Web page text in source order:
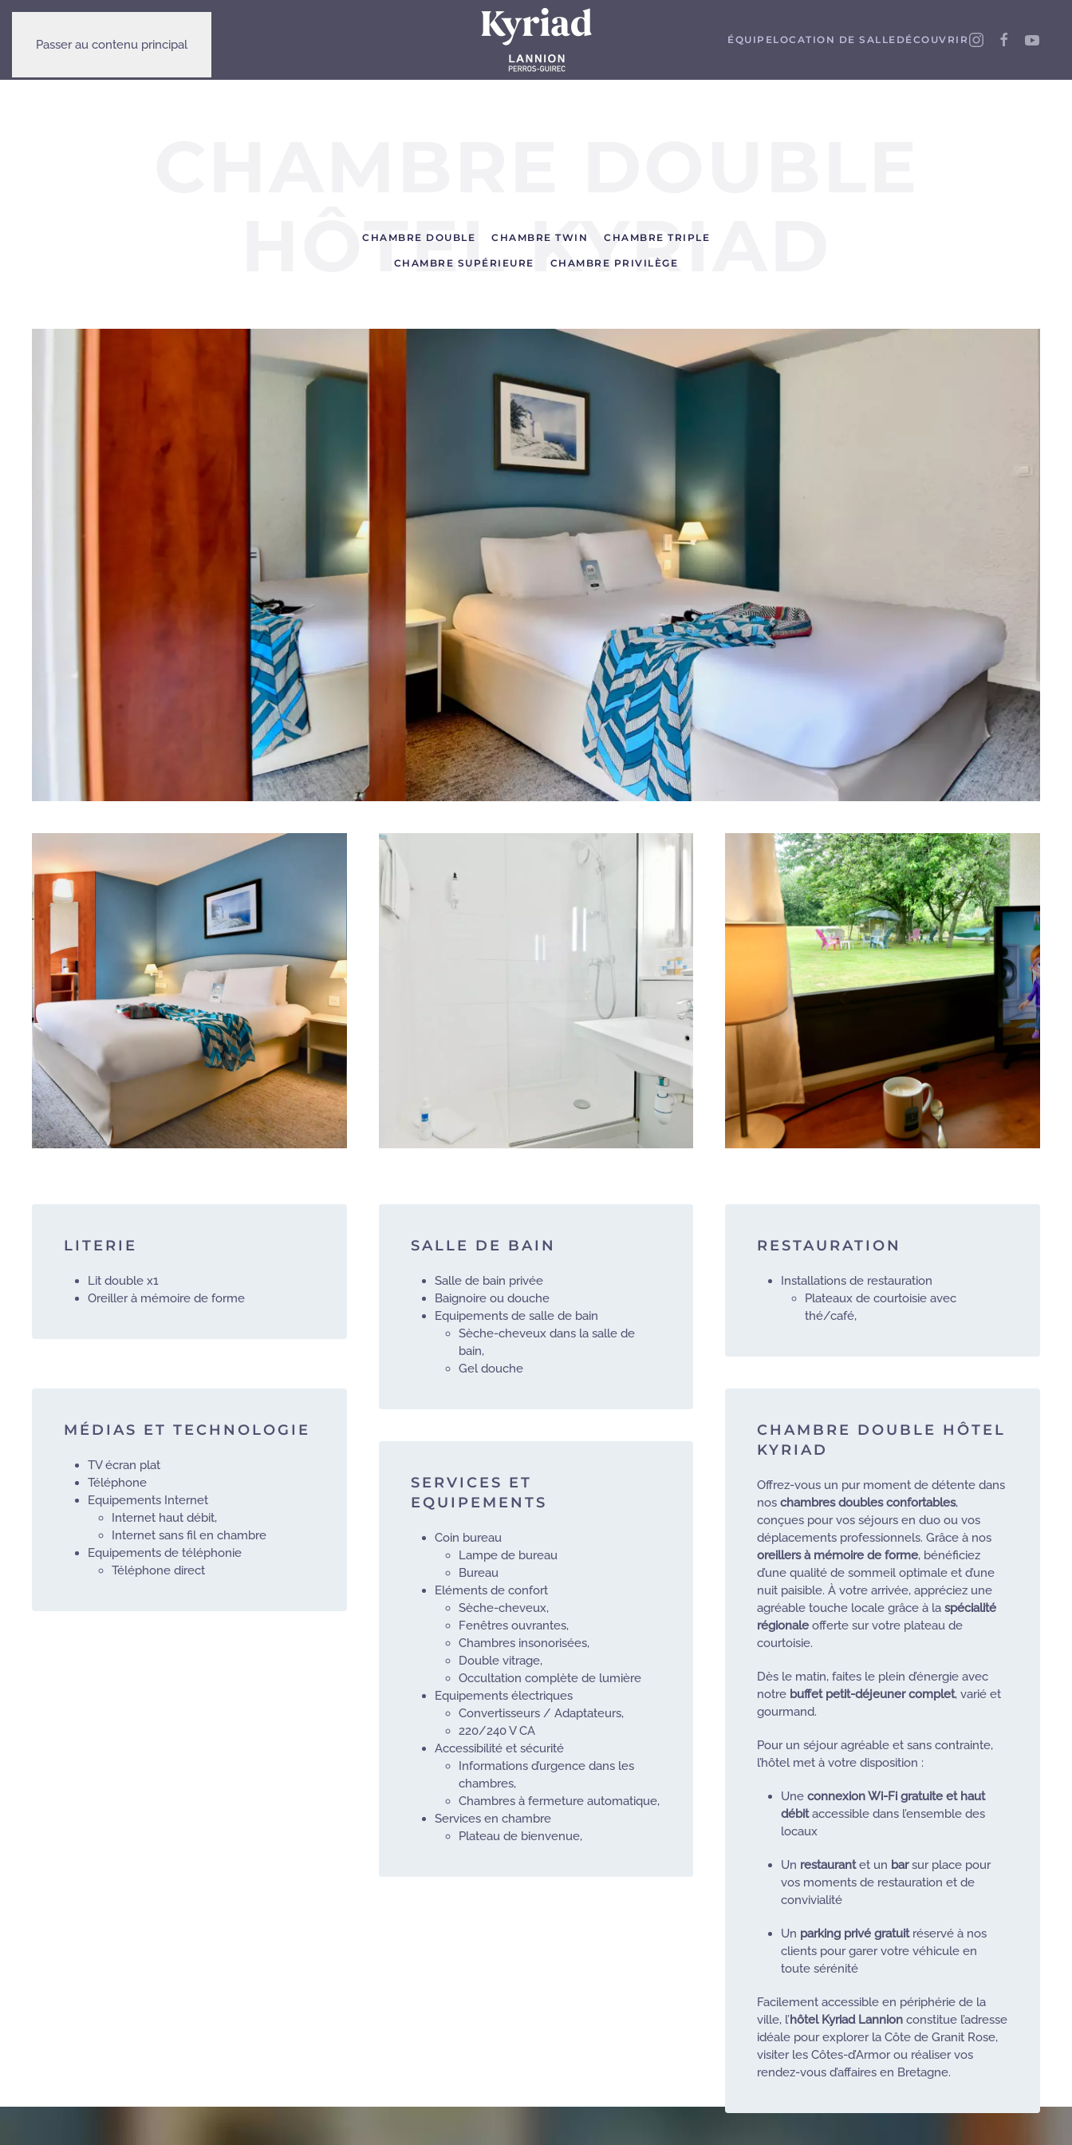
Passer au contenu principal
HÔTELRESTAURANTGALERIE ÉQUIPELOCATION DE SALLE DÉCOUVRIR
HÔTEL KYRIAD
CHAMBRE DOUBLE CHAMBRE TWIN CHAMBRE TRIPLE
CHAMBRE SUPÉRIEURE CHAMBRE PRIVILÈGE
LITERIE
Lit double x1
Oreiller à mémoire de forme
SALLE DE BAIN
Salle de bain privée
Baignoire ou douche
Equipements de salle de bain
Sèche-cheveux dans la salle de
bain,
Gel douche
RESTAURATION
Installations de restauration
Plateaux de courtoisie avec
thé/café,
MÉDIAS ET TECHNOLOGIE
TV écran plat
Téléphone
Equipements Internet
Internet haut débit,
Internet sans fil en chambre
Equipements de téléphonie
Téléphone direct
SERVICES ET
EQUIPEMENTS
Coin bureau
Lampe de bureau
Bureau
Eléments de confort
Sèche-cheveux,
Fenêtres ouvrantes,
Chambres insonorisées,
Double vitrage,
Occultation complète de lumière
Equipements électriques
Convertisseurs / Adaptateurs,
220/240 V CA
Accessibilité et sécurité
Informations d’urgence dans les
chambres,
Chambres à fermeture automatique,
Services en chambre
Plateau de bienvenue,
CHAMBRE DOUBLE HÔTEL
KYRIAD
Offrez-vous un pur moment de détente dans
noschambres doubles confortables,
conçues pour vos séjours en duo ou vos
déplacements professionnels. Grâce à nos
oreillers à mémoire de forme, bénéficiez
d’une qualité de sommeil optimale et d’une
nuit paisible. À votre arrivée, appréciez une
agréable touche locale grâce à laspécialité
régionale offerte sur votre plateau de
courtoisie.
Dès le matin, faites le plein d’énergie avec
notre buffet petit-déjeuner complet, varié et
gourmand.
Pour un séjour agréable et sans contrainte,
l’hôtel met à votre disposition :
Uneconnexion Wi-Fi gratuite et haut
débitaccessible dans l’ensemble des
locaux
Un restaurantet un barsur place pour
vos moments de restauration et de
convivialité
Un parking privé gratuitréservé à nos
clients pour garer votre véhicule en
toute sérénité
Facilement accessible en périphérie de la
ville, l’hôtel Kyriad Lannion constitue l’adresse
idéale pour explorer la Côte de Granit Rose,
visiter les Côtes-d’Armor ou réaliser vos
rendez-vous d’affaires en Bretagne.